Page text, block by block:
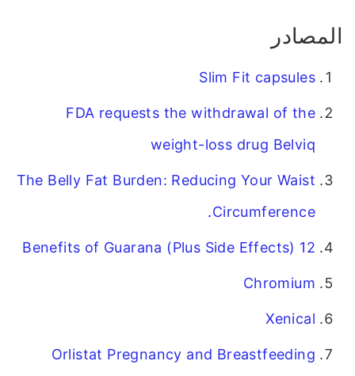
المصادر
Slim Fit capsules
FDA requests the withdrawal of the
weight-loss drug Belviq
The Belly Fat Burden: Reducing Your Waist
Circumference
.
12 Benefits of Guarana (Plus Side Effects)
Chromium
Xenical
Orlistat Pregnancy and Breastfeeding